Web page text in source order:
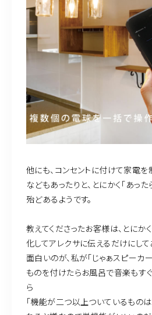
他にも、コンセントに付けて家電
などもあったりと、とにかく「あっ
殆どあるようです。
教えてくださったお客様は、とにか
化してアレクサに伝えるだけにして
面白いのが、私が「じゃぁスピー
ものを付けたらお風呂で音楽もす
ら
「機能が二つ以上ついているもの